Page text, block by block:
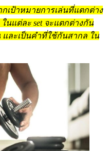
เป้าหมายการเล่นที่แตกต่าง
นแต่ละ set จะแตกต่างกัน
และเป็นคำที่ใช้กันสากล ใน